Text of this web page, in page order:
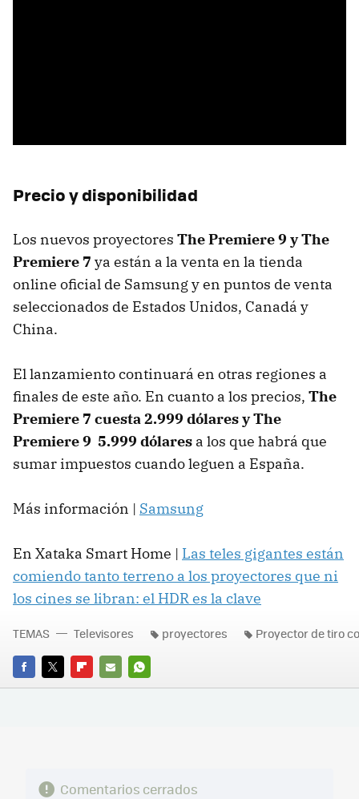
Precio y disponibilidad
Los nuevos proyectores The Premiere 9 y The
Premiere 7 ya están a la venta en la tienda
online oficial de Samsung y en puntos de venta
seleccionados de Estados Unidos, Canadá y
China.
El lanzamiento continuará en otras regiones a
finales de este año. En cuanto a los precios, The
Premiere 7 cuesta 2.999 dólares y The
Premiere 9 5.999 dólares a los que habrá que
sumar impuestos cuando leguen a España.
Más información | Samsung
En Xataka Smart Home | Las teles gigantes están
comiendo tanto terreno a los proyectores que ni
los cines se libran: el HDR es la clave
FACEBOOK
TWITTERFLIPBOARD
E-
WHATSAPP
TEMAS Televisores proyectores Proyector de tiro
Comentarios cerrados